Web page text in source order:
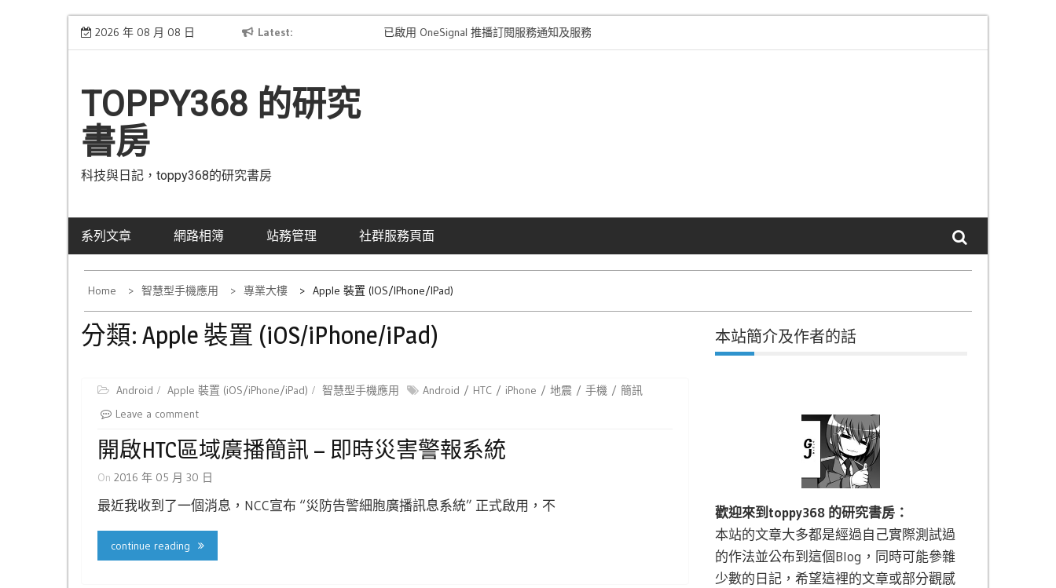
Skip
2026 年 08 月 08 日 Latest
[公告] 網域已從Hinet轉移到Gandi 已啟用 OneSignal 推播訂閱服務通知及服務簡介
TOPPY368 的研究
書房
科技與日記，toppy368的研究書房
系列文章 網路相簿 站務管理 社群服務頁面
Home 智慧型手機應用 專業大樓 Apple 裝置 (iOS/iPhone/iPad)
分類: Apple 裝置 (iOS/iPhone/iPad)
Android Apple 裝置 (iOS/iPhone/iPad) 智慧型手機應用 Android HTC iPhone 地震 手機
簡訊
Leave a comment
開啟HTC區域廣播簡訊 – 即時災害警報系統
On 2016 年 05 月 30 日
最近我收到了一個消息，NCC宣布 “災防告警細胞廣播訊息系統” 正式啟用，不
continue reading
本站簡介及作者的話
歡迎來到toppy368 的研究書房：
本站的文章大多都是經過自己實際測試過
的作法並公布到這個Blog，同時可能參雜
少數的日記，希望這裡的文章或部分觀感